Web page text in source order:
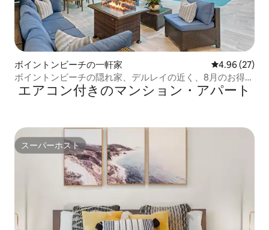
ボイントンビーチの一軒家 レビュー27
4.96 (27)
ボイントンビーチの隠れ家、デルレイの近く、8月のお得情
報
エアコン付きのマンション・アパート
スーパーホスト
スーパーホスト